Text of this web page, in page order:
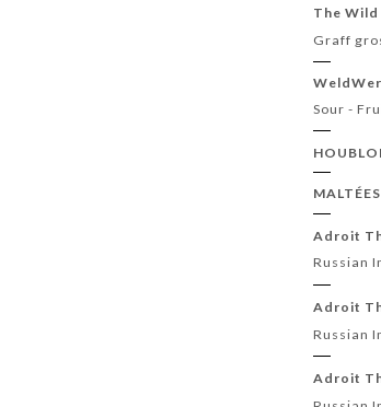
The Wild
Graff
Sour -
Adroit
Russian
Adroit
Russian
Adroit